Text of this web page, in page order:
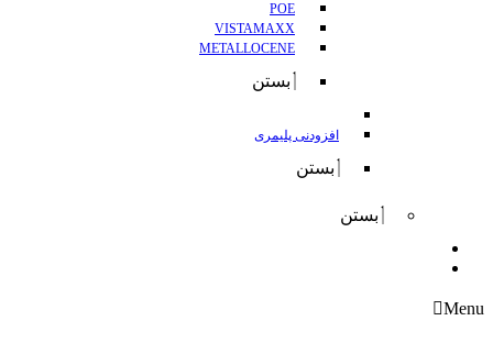
POE
VISTAMAXX
METALLOCENE
بستن
افزودنی پلیمری
بستن
بستن
Menu